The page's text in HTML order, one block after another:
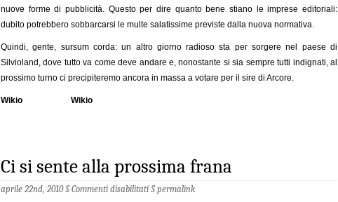
nuove forme di pubblicità. Questo per dire quanto bene stiano le imprese editoriali:
dubito potrebbero sobbarcarsi le multe salatissime previste dalla nuova normativa.
Quindi, gente, sursum corda: un altro giorno radioso sta per sorgere nel paese di
Silvioland, dove tutto va come deve andare e, nonostante si sia sempre tutti indignati, al
prossimo turno ci precipiteremo ancora in massa a votare per il sire di Arcore.
Wikio Wikio
Ci si sente alla prossima frana
aprile 22nd, 2010 §Commenti disabilitati §permalink